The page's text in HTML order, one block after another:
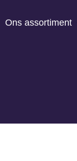
Ons assortiment